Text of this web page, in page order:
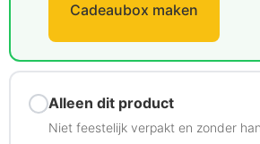
Cadeaubox maken
Alleen dit product
Niet feestelijk verpakt en zonder